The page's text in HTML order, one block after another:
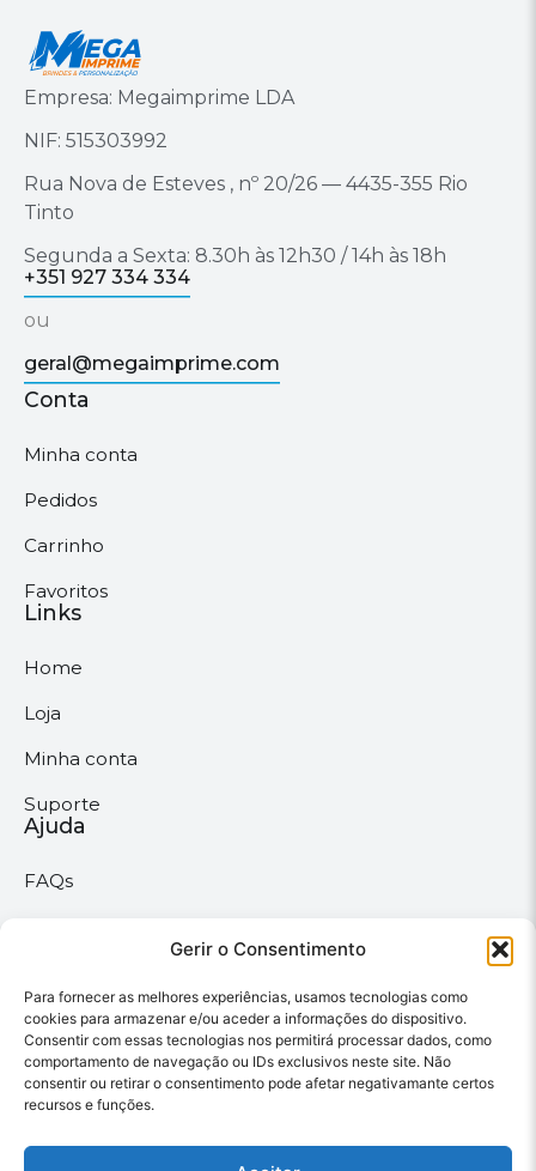
Gerir o Consentimento
Para fornecer as melhores experiências, usamos tecnologias como
cookies para armazenar e/ou aceder a informações do dispositivo.
Consentir com essas tecnologias nos permitirá processar dados, como
comportamento de navegação ou IDs exclusivos neste site. Não
consentir ou retirar o consentimento pode afetar negativamante certos
recursos e funções.
Empresa: Megaimprime LDA
NIF: 515303992
Rua Nova de Esteves , nº 20/26 — 4435-355 Rio
Tinto
Segunda a Sexta: 8.30h às 12h30 / 14h às 18h
+351 927 334 334
ou
geral@megaimprime.com
Conta
Minha conta
Pedidos
Carrinho
Favoritos
Links
Home
Loja
Minha conta
Suporte
Ajuda
FAQs
Políticas gerais
Política de privacidade
Termos & Condições